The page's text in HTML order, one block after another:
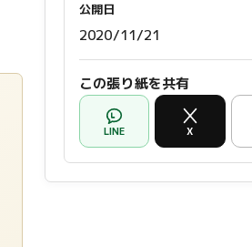
公開日
2020/11/21
この張り紙を共有
LINE X